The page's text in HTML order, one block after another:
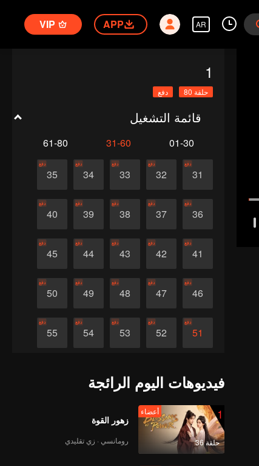
AR
APP
VIP
1
حلقة 80 دفع
قائمة التشغيل
01-30
31-60
61-80
31
دفع
32
دفع
33
دفع
34
دفع
35
دفع
36
دفع
37
دفع
38
دفع
39
دفع
40
دفع
41
دفع
42
دفع
43
دفع
44
دفع
45
دفع
46
دفع
47
دفع
48
دفع
49
دفع
50
دفع
51
دفع
52
دفع
53
دفع
54
دفع
55
دفع
فيديوهات اليوم الرائجة
1
حلقة 36
أعضاء
زهور القوة
رومانسي · زي تقليدي